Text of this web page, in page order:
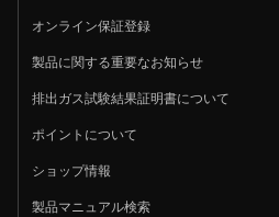
オンライン保証登録
製品に関する重要なお知らせ
排出ガス試験結果証明書について
ポイントについて
ショップ情報
製品マニュアル検索